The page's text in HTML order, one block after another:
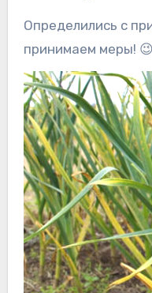
Определились с
принимаем меры! 😉